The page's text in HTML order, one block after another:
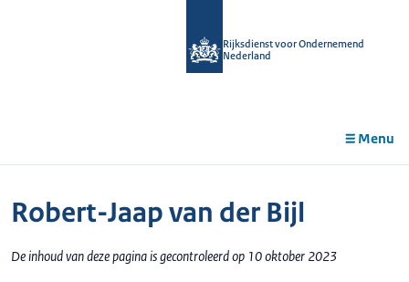
Rijksdienst voor Ondernemend
Nederland
Menu
Robert-Jaap van der Bijl
De inhoud van deze pagina is gecontroleerd op 10 oktober 2023